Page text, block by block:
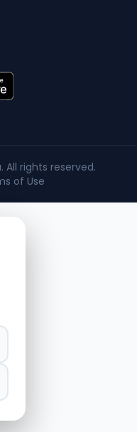
. All rights reserved.
of Use